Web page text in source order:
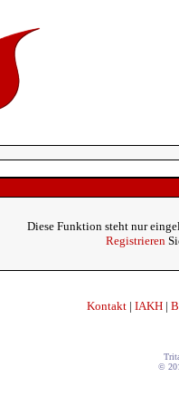
Diese Funktion steht nur
Registrieren
Kontakt | IAKH |
©